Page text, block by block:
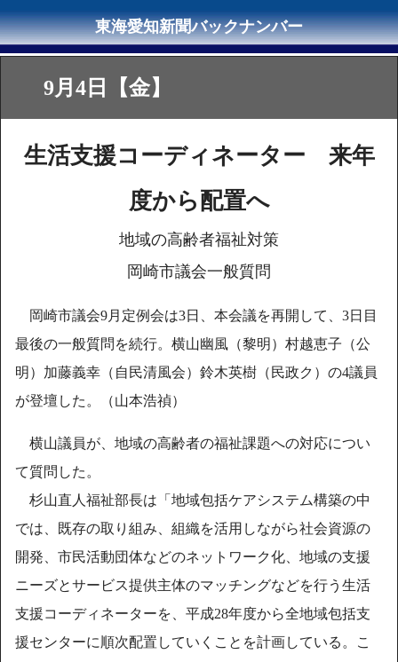
9月4日【金】
生活支援コーディネーター 来年
度から配置へ
地域の高齢者福祉対策
岡崎市議会一般質問
岡崎市議会9月定例会は3日、本会議を再開して、3日目
最後の一般質問を続行。横山幽風（黎明）村越恵子（公
明）加藤義幸（自民清風会）鈴木英樹（民政ク）の4議員
が登壇した。（山本浩禎）
横山議員が、地域の高齢者の福祉課題への対応につい
て質問した。
杉山直人福祉部長は「地域包括ケアシステム構築の中
では、既存の取り組み、組織を活用しながら社会資源の
開発、市民活動団体などのネットワーク化、地域の支援
ニーズとサービス提供主体のマッチングなどを行う生活
支援コーディネーターを、平成28年度から全地域包括支
援センターに順次配置していくことを計画している。こ